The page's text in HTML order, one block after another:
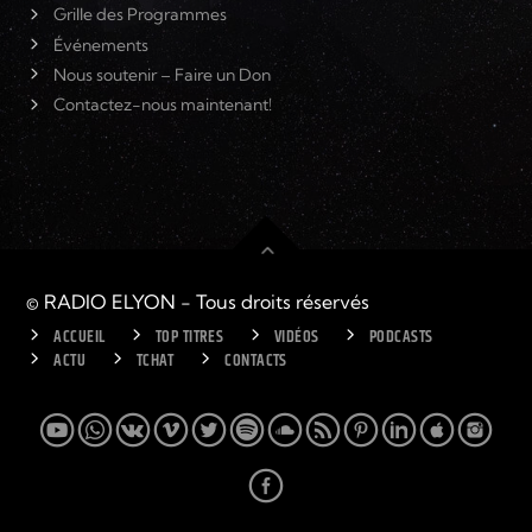
Grille des Programmes
Événements
Nous soutenir – Faire un Don
Contactez-nous maintenant!
© RADIO ELYON - Tous droits réservés
ACCUEIL TOP TITRES VIDÉOS
PODCASTS
ACTU
TCHAT CONTACTS